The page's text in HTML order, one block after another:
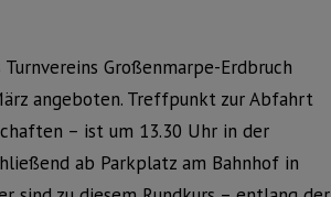
Großenmarpe-Erdbruch
angeboten. Treffpunkt zur Abfahrt
– ist um 13.30 Uhr in der
ab Parkplatz am Bahnhof in